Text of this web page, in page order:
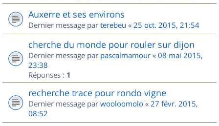
Auxerre et ses environs
Dernier message par terebeu « 25 oct. 2015, 21:54
cherche du monde pour rouler sur dijon
Dernier message par pascalmamour « 08 mai 2015,
23:38
Réponses : 1
recherche trace pour rondo vigne
Dernier message par wooloomolo « 27 févr. 2015,
08:52